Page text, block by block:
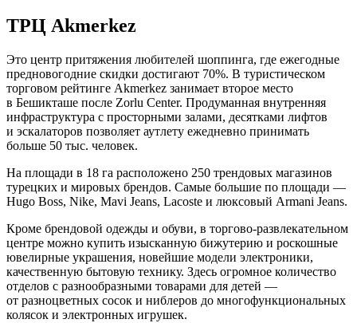
ТРЦ Akmerkez
Это центр притяжения любителей шоппинга, где ежегодные
предновогодние скидки достигают 70%. В туристическом
торговом рейтинге Akmerkez занимает второе место
в Бешикташе после Zorlu Center. Продуманная внутренняя
инфраструктура с просторными залами, десятками лифтов
и эскалаторов позволяет аутлету ежедневно принимать
больше 50 тыс. человек.
На площади в 18 га расположено 250 трендовых магазинов
турецких и мировых брендов. Самые большие по площади —
Hugo Boss, Nike, Mavi Jeans, Lacoste и люксовый Armani Jeans.
Кроме брендовой одежды и обуви, в торгово-развлекательном
центре можно купить изысканную бижутерию и роскошные
ювелирные украшения, новейшие модели электроники,
качественную бытовую технику. Здесь огромное количество
отделов с разнообразными товарами для детей —
от разноцветных сосок и ниблеров до многофункциональных
колясок и электронных игрушек.